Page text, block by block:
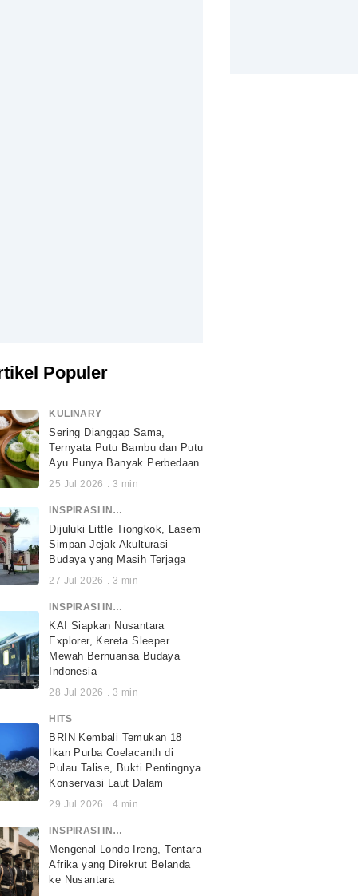
Populer
KULINARY
Sering Dianggap Sama,
Ternyata Putu Bambu dan Putu
Ayu Punya Banyak Perbedaan
25 Jul 2026 . 3 min
INSPIRASI INDONESIA
Dijuluki Little Tiongkok, Lasem
Simpan Jejak Akulturasi
Budaya yang Masih Terjaga
27 Jul 2026 . 3 min
INSPIRASI INDONESIA
KAI Siapkan Nusantara
Explorer, Kereta Sleeper
Mewah Bernuansa Budaya
Indonesia
28 Jul 2026 . 3 min
HITS
BRIN Kembali Temukan 18
Ikan Purba Coelacanth di
Pulau Talise, Bukti Pentingnya
Konservasi Laut Dalam
29 Jul 2026 . 4 min
INSPIRASI INDONESIA
Mengenal Londo Ireng, Tentara
Afrika yang Direkrut Belanda
ke Nusantara